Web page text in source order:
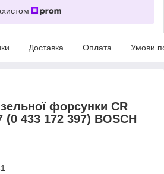
Доставка Оплата Умови
форсунки CR
(0 433 172 397) BOSCH